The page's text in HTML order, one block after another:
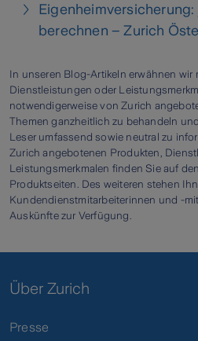
Eigenheimversicherung:
berechnen – Zurich
In unseren Blog-Artikeln erwähnen wir
Dienstleistungen oder
notwendigerweise von Zurich
Themen ganzheitlich zu behandeln
Leser umfassend sowie neutral zu
Zurich angebotenen Produkten,
Leistungsmerkmalen finden Sie auf
Produktseiten. Des weiteren stehen
Kundendienstmitarbeiterinnen und -
Auskünfte zur Verfügung.
Über Zurich
Presse